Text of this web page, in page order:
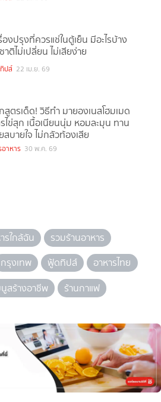
องปรุงที่ควรแช่ในตู้เย็น มีอะไรบ้าง
าติไม่เปลี่ยน ไม่เสียง่าย
ปส์ 22 เม.ย. 69
สูตรเด็ด! วิธีทำ มายองเนสโฮมเมด
ไข่สุก เนื้อเนียนนุ่ม หอมละมุน ทาน
สบายใจ ไม่กลัวท้องเสีย
าหาร 30 พ.ค. 69
รใกล้ฉัน
รวมร้านอาหาร
กรุงเทพ ฟู้ดทิปส์
อาหารไทย
นูสร้างอาชีพ ร้านกาแฟ